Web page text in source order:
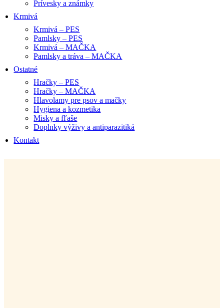
Prívesky a známky
Krmivá
Krmivá – PES
Pamlsky – PES
Krmivá – MAČKA
Pamlsky a tráva – MAČKA
Ostatné
Hračky – PES
Hračky – MAČKA
Hlavolamy pre psov a mačky
Hygiena a kozmetika
Misky a fľaše
Doplnky výživy a antiparazitiká
Kontakt